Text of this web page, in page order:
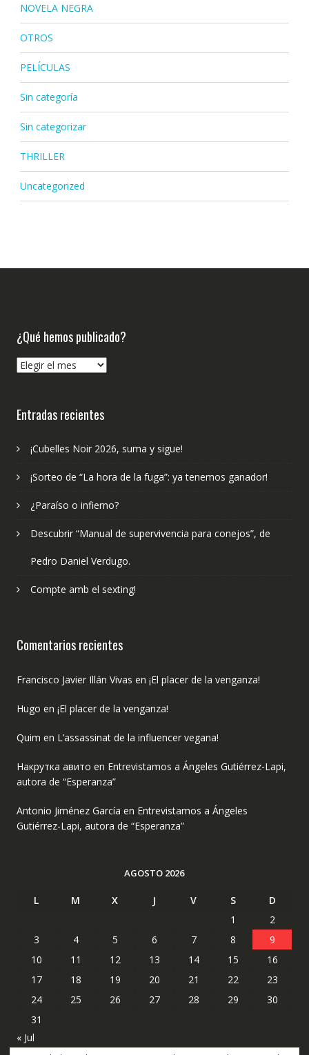
NOVELA NEGRA
OTROS
PELÍCULAS
Sin categoría
Sin categorizar
THRILLER
Uncategorized
¿Qué hemos publicado?
¿Qué
Entradas recientes
¡Cubelles Noir 2026, suma y sigue!
¡Sorteo de “La hora de la fuga”: ya tenemos ganador!
¿Paraíso o infierno?
Descubrir “Manual de supervivencia para conejos”, de
Pedro Daniel Verdugo.
Compte amb el sexting!
Comentarios recientes
Francisco Javier Illán Vivas en ¡El placer de la venganza!
Hugo en ¡El placer de la venganza!
Quim en L’assassinat de la influencer vegana!
Накрутка авито en Entrevistamos a Ángeles Gutiérrez-Lapi,
autora de “Esperanza”
Antonio Jiménez García en Entrevistamos a Ángeles
Gutiérrez-Lapi, autora de “Esperanza”
AGOSTO 2026
L M X J V S
D
1
2
3
4 5 6 7 8
9
10
11 12 13 14 15
16
17
18 19 20 21 22
23
24
25 26 27 28 29
30
31
« Jul